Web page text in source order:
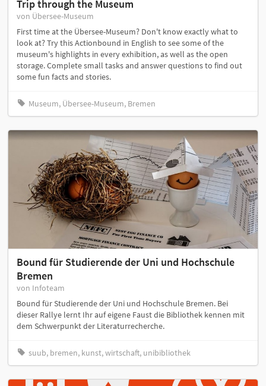
Trip through the Museum
von Übersee-Museum
First time at the Übersee-Museum? Don't know exactly what to
look at? Try this Actionbound in English to see some of the
museum's highlights in every exhibition, as well as the open
storage. Complete small tasks and answer questions to find out
some fun facts and stories.
Museum, Übersee-Museum, Bremen
Bound für Studierende der Uni und Hochschule
Bremen
von Infoteam
Bound für Studierende der Uni und Hochschule Bremen. Bei
dieser Rallye lernt Ihr auf eigene Faust die Bibliothek kennen mit
dem Schwerpunkt der Literaturrecherche.
suub, bremen, kunst, wirtschaft, unibibliothek